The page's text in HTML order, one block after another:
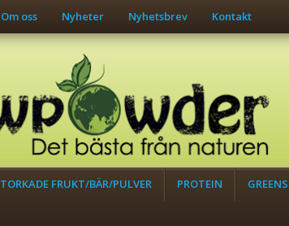
Om oss Nyheter Nyhetsbrev Kontakt
TORKADE FRUKT/BÄR/PULVER PROTEIN GREENS